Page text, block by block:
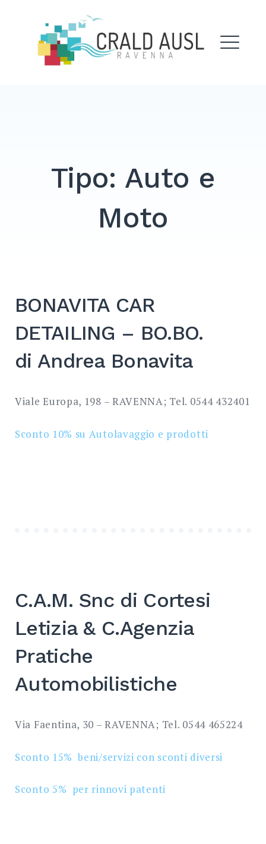
contentCrald Ausl Ravenna
Tipo: Auto e
Moto
BONAVITA CAR
DETAILING – BO.BO.
di Andrea Bonavita
Viale Europa, 198 – RAVENNA; Tel. 0544 432401
Sconto 10% su Autolavaggio e prodotti
C.A.M. Snc di Cortesi
Letizia & C.Agenzia
Pratiche
Automobilistiche
Via Faentina, 30 – RAVENNA; Tel. 0544 465224
Sconto 15% beni/servizi con sconti diversi
Sconto 5% per rinnovi patenti